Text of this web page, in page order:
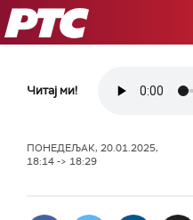
РТС
Читај ми!
ПОНЕДЕЉАК, 20.01.2025,
18:14 -> 18:29